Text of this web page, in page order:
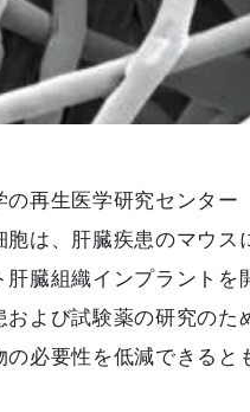
再生医学研究センター
胞は、肝臓疾患のマウ
臓組織インプラントを
よび試験薬の研究のた
必要性を低減できると